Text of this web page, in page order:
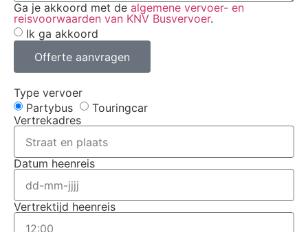
Ga je akkoord met de algemene vervoer- en
reisvoorwaarden van KNV Busvervoer.
Ik ga akkoord
Offerte aanvragen
Type vervoer
Partybus
Touringcar
Vertrekadres
Datum heenreis
Vertrektijd heenreis